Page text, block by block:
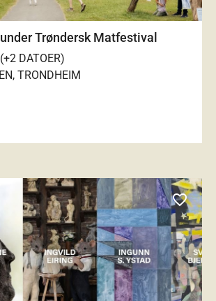
Trøndersk Matfestival
DATOER)
TRONDHEIM
favorite_outlined